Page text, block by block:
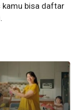
kamu bisa daftar